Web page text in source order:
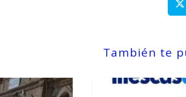
También te